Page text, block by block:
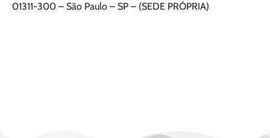
01311-300 – São Paulo – SP – (SEDE PRÓPRIA)